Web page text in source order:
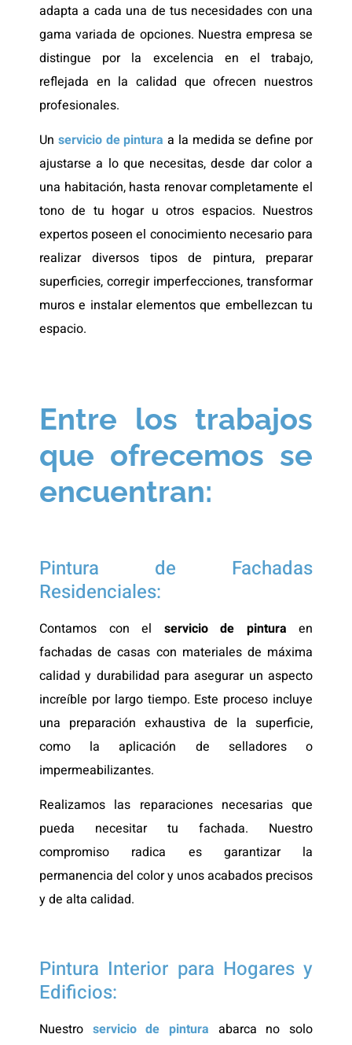
adapta a cada una de tus necesidades con una
gama variada de opciones. Nuestra empresa se
distingue por la excelencia en el trabajo,
reflejada en la calidad que ofrecen nuestros
profesionales.
Un servicio de pintura a la medida se define por
ajustarse a lo que necesitas, desde dar color a
una habitación, hasta renovar completamente el
tono de tu hogar u otros espacios. Nuestros
expertos poseen el conocimiento necesario para
realizar diversos tipos de pintura, preparar
superficies, corregir imperfecciones, transformar
muros e instalar elementos que embellezcan tu
espacio.
Entre los trabajos
que ofrecemos se
encuentran:
Pintura de Fachadas
Residenciales:
Contamos con el servicio de pintura en
fachadas de casas con materiales de máxima
calidad y durabilidad para asegurar un aspecto
increíble por largo tiempo. Este proceso incluye
una preparación exhaustiva de la superficie,
como la aplicación de selladores o
impermeabilizantes.
Realizamos las reparaciones necesarias que
pueda necesitar tu fachada. Nuestro
compromiso radica es garantizar la
permanencia del color y unos acabados precisos
y de alta calidad.
Pintura Interior para Hogares y
Edificios:
Nuestro servicio de pintura abarca no solo